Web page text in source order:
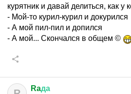
курятник и давай делиться, как у
- Мой-то курил-курил и докурился
- А мой пил-пил и допился
- А мой... Скончался в общем ©
Raда